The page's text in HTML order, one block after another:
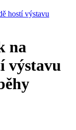
hostí výstavu
na
výstavu